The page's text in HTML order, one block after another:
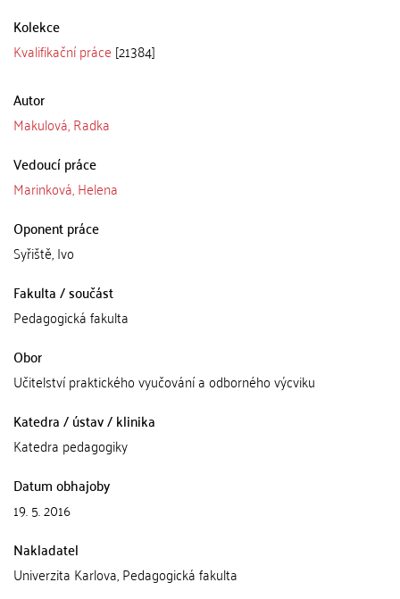
Kolekce
Kvalifikační práce [21384]
Autor
Makulová, Radka
Vedoucí práce
Marinková, Helena
Oponent práce
Syřiště, Ivo
Fakulta / součást
Pedagogická fakulta
Obor
Učitelství praktického vyučování a odborného výcviku
Katedra / ústav / klinika
Katedra pedagogiky
Datum obhajoby
19. 5. 2016
Nakladatel
Univerzita Karlova, Pedagogická fakulta